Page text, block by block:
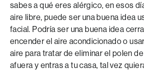
sabes a qué eres alérgico, en esos
aire libre, puede ser una buena idea
facial. Podría ser una buena idea
encender el aire acondicionado o
aire para tratar de eliminar el polen
afuera y entras a tu casa, tal vez